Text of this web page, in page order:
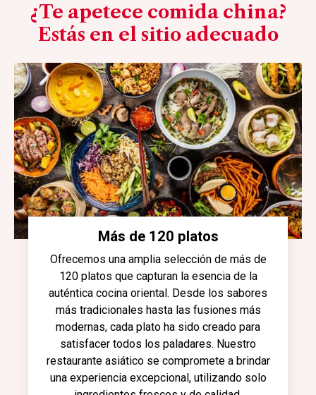
¿Te apetece comida china?
Estás en el sitio adecuado
Más de 120 platos
Ofrecemos una amplia selección de más de
120 platos que capturan la esencia de la
auténtica cocina oriental. Desde los sabores
más tradicionales hasta las fusiones más
modernas, cada plato ha sido creado para
satisfacer todos los paladares. Nuestro
restaurante asiático se compromete a brindar
una experiencia excepcional, utilizando solo